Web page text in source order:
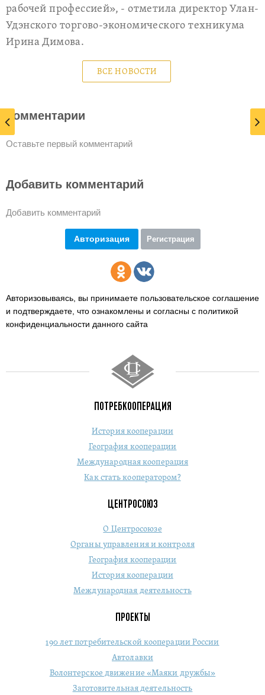
рабочей профессией», - отметила директор Улан-
Удэнского торгово-экономического техникума
Ирина Димова.
ВСЕ НОВОСТИ
Комментарии
Оставьте первый комментарий
Добавить комментарий
Добавить комментарий
Авторизация Регистрация
Авторизовываясь, вы принимаете пользовательское соглашение
и подтверждаете, что ознакомлены и согласны с политикой
конфиденциальности данного сайта
ПОТРЕБКООПЕРАЦИЯ
История кооперации
География кооперации
Международная кооперация
Как стать кооператором?
ЦЕНТРОСОЮЗ
О Центросоюзе
Органы управления и контроля
География кооперации
История кооперации
Международная деятельность
ПРОЕКТЫ
190 лет потребительской кооперации России
Автолавки
Волонтерское движение «Маяки дружбы»
Заготовительная деятельность